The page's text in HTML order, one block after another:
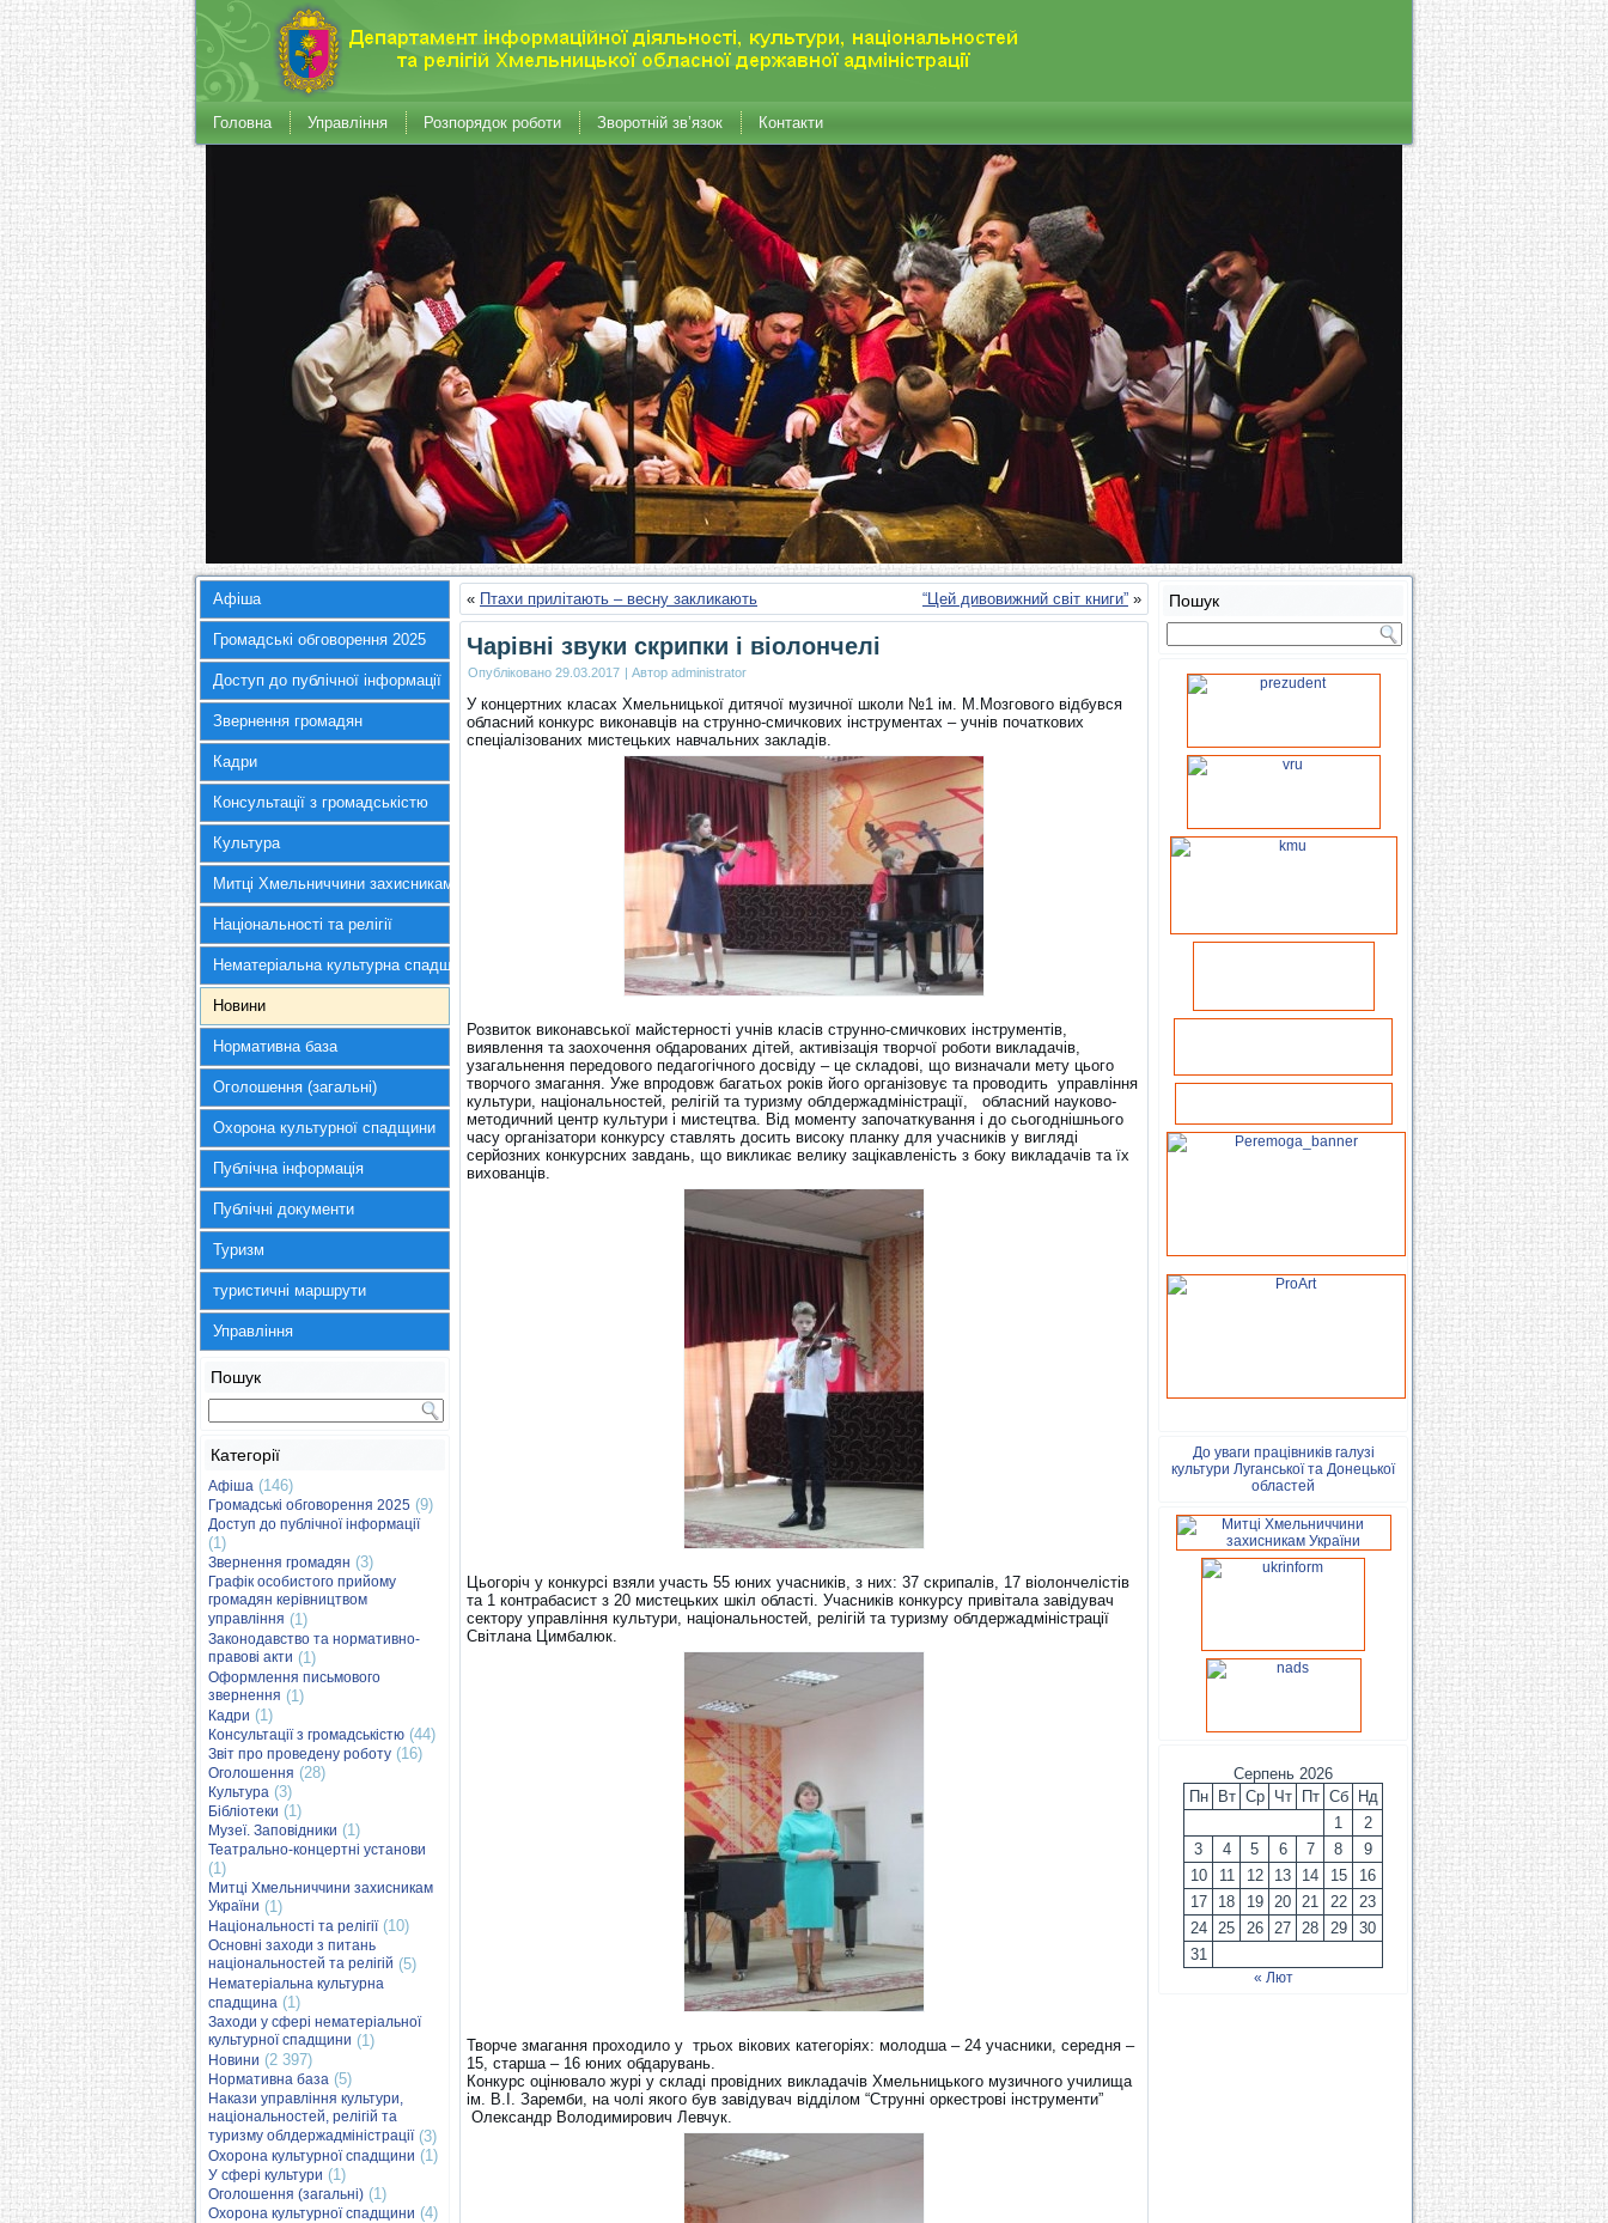
Головна Управління Розпорядок роботи Зворотній зв’язок Контакти
Афіша
Громадські обговорення 2025
Доступ до публічної інформації
Звернення громадян
Кадри
Консультації з громадськістю
Культура
Митці Хмельниччини захисникам України
Національності та релігії
Нематеріальна культурна спадщина
Новини
Нормативна база
Оголошення (загальні)
Охорона культурної спадщини
Публічна інформація
Публічні документи
Туризм
туристичні маршрути
Управління
Пошук
Категорії
Афіша (146)
Громадські обговорення 2025 (9)
Доступ до публічної інформації
(1)
Звернення громадян (3)
Графік особистого прийому
громадян керівництвом
управління (1)
Законодавство та нормативно-
правові акти (1)
Оформлення письмового
звернення (1)
Кадри (1)
Консультації з громадськістю (44)
Звіт про проведену роботу (16)
Оголошення (28)
Культура (3)
Бібліотеки (1)
Музеї. Заповідники (1)
Театрально-концертні установи
(1)
Митці Хмельниччини захисникам
України (1)
Національності та релігії(10)
Основні заходи з питань
національностей та релігій (5)
Нематеріальна культурна
спадщина (1)
Заходи у сфері нематеріальної
культурної спадщини (1)
Новини (2 397)
Нормативна база (5)
Накази управління культури,
національностей, релігій та
туризму облдержадміністрації(3)
Охорона культурної спадщини (1)
У сфері культури (1)
Оголошення (загальні) (1)
Охорона культурної спадщини (4)
« Птахи прилітають – весну закликають “Цей дивовижний світ книги” »
Чарівні звуки скрипки і віолончелі
Опубліковано 29.03.2017 | Автор administrator
У концертних класах Хмельницької дитячої музичної школи №1 ім. М.Мозгового відбувся
обласний конкурс виконавців на струнно-смичкових інструментах – учнів початкових
спеціалізованих мистецьких навчальних закладів.
Розвиток виконавської майстерності учнів класів струнно-смичкових інструментів,
виявлення та заохочення обдарованих дітей, активізація творчої роботи викладачів,
узагальнення передового педагогічного досвіду – це складові, що визначали мету цього
творчого змагання. Уже впродовж багатьох років його організовує та проводить управління
культури, національностей, релігій та туризму облдержадміністрації, обласний науково-
методичний центр культури і мистецтва. Від моменту започаткування і до сьогоднішнього
часу організатори конкурсу ставлять досить високу планку для учасників у вигляді
серйозних конкурсних завдань, що викликає велику зацікавленість з боку викладачів та їх
вихованців.
Цьогоріч у конкурсі взяли участь 55 юних учасників, з них: 37 скрипалів, 17 віолончелістів
та 1 контрабасист з 20 мистецьких шкіл області. Учасників конкурсу привітала завідувач
сектору управління культури, національностей, релігій та туризму облдержадміністрації
Світлана Цимбалюк.
Творче змагання проходило у трьох вікових категоріях: молодша – 24 учасники, середня –
15, старша – 16 юних обдарувань.
Конкурс оцінювало журі у складі провідних викладачів Хмельницького музичного училища
ім. В.І. Заремби, на чолі якого був завідувач відділом “Струнні оркестрові інструменти”
Олександр Володимирович Левчук.
Пошук
До уваги працівників галузі
культури Луганської та Донецької
областей
Серпень 2026
Пн
Вт Ср Чт Пт Сб
Нд
1
2
3
4 5 6 7 8
9
10
11 12 13 14 15
16
17
18 19 20 21 22
23
24
25 26 27 28 29
30
31
« Лют